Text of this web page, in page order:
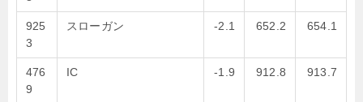
925
3
スローガン -2.1 652.2 654.1
476
9
IC -1.9 912.8 913.7